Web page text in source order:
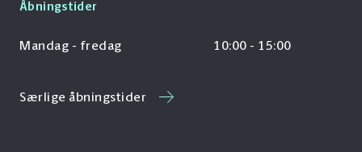
Åbningstider
Mandag - fredag 10:00 - 15:00
Særlige åbningstider